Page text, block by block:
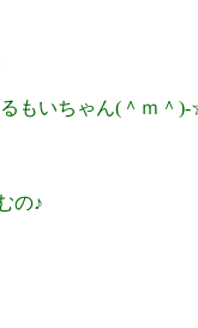
もいちゃん(＾ｍ＾
の♪